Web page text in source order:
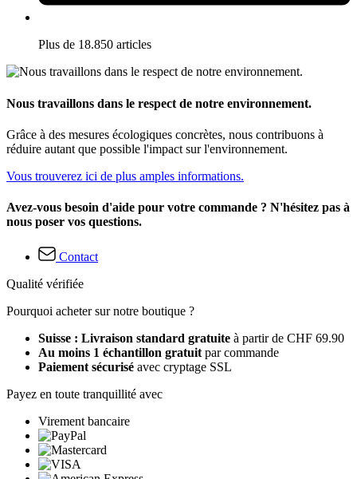
Plus de 18.850 articles
Nous travaillons dans le respect de notre environnement.
Grâce à des mesures écologiques concrètes, nous contribuons à
réduire autant que possible l'impact sur l'environnement.
Vous trouverez ici de plus amples informations.
Avez-vous besoin d'aide pour votre commande ? N'hésitez pas à
nous poser vos questions.
Contact
Qualité vérifiée
Pourquoi acheter sur notre boutique ?
Suisse : Livraison standard gratuite à partir de CHF 69.90
Au moins 1 échantillon gratuit par commande
Paiement sécurisé avec cryptage SSL
Payez en toute tranquillité avec
Virement bancaire